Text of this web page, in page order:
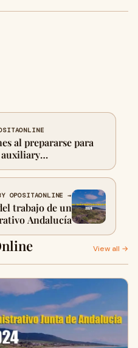
al prepararse para
auxiliary
y cómo-
OPOSITAONLINE →
trabajo de un
Andalucía
View all →